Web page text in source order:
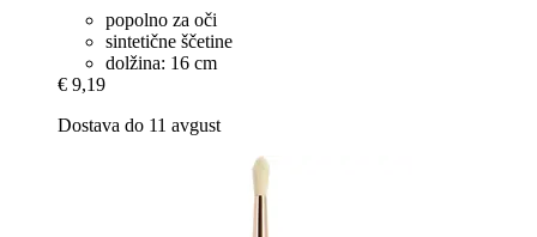
popolno za oči
sintetične ščetine
dolžina: 16 cm
€ 9,19
Dostava do 11 avgust